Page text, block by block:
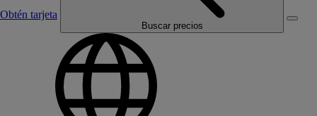
Obtén tarjeta
Buscar precios